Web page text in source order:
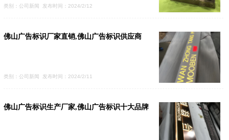
类别：公司新闻 发布时间：2024/2/12
佛山广告标识厂家直销,佛山广告标识供应商
类别：公司新闻 发布时间：2024/2/11
佛山广告标识生产厂家,佛山广告标识十大品牌